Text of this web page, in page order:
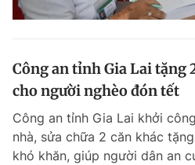
Công an tỉnh Gia Lai tặng
cho người nghèo đón tết
Công an tỉnh Gia Lai khởi
nhà, sửa chữa 2 căn khác
khó khăn, giúp người dân an